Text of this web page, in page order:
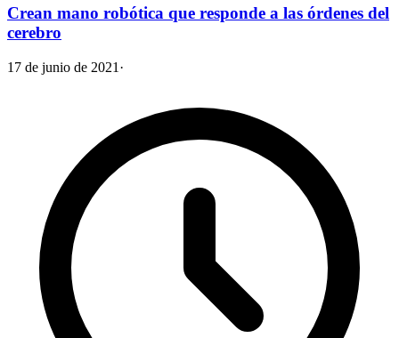
Crean mano robótica que responde a las órdenes del
cerebro
17 de junio de 2021 ·